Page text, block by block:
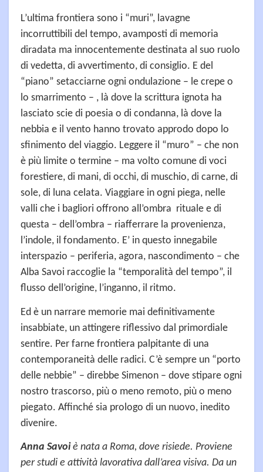
L’ultima frontiera sono i “muri”, lavagne
incorruttibili del tempo, avamposti di memoria
diradata ma innocentemente destinata al suo ruolo
di vedetta, di avvertimento, di consiglio. E del
“piano” setacciarne ogni ondulazione – le crepe o
lo smarrimento – , là dove la scrittura ignota ha
lasciato scie di poesia o di condanna, là dove la
nebbia e il vento hanno trovato approdo dopo lo
sfinimento del viaggio. Leggere il “muro” – che non
è più limite o termine – ma volto comune di voci
forestiere, di mani, di occhi, di muschio, di carne, di
sole, di luna celata. Viaggiare in ogni piega, nelle
valli che i bagliori offrono all’ombra rituale e di
questa – dell’ombra – riafferrare la provenienza,
l’indole, il fondamento. E’ in questo innegabile
interspazio – periferia, agora, nascondimento – che
Alba Savoi raccoglie la “temporalità del tempo”, il
flusso dell’origine, l’inganno, il ritmo.
Ed è un narrare memorie mai definitivamente
insabbiate, un attingere riflessivo dal primordiale
sentire. Per farne frontiera palpitante di una
contemporaneità delle radici. C’è sempre un “porto
delle nebbie” – direbbe Simenon – dove stipare ogni
nostro trascorso, più o meno remoto, più o meno
piegato. Affinché sia prologo di un nuovo, inedito
divenire.
Anna Savoiè nata a Roma, dove risiede. Proviene
per studi e attività lavorativa dall’area visiva. Da un